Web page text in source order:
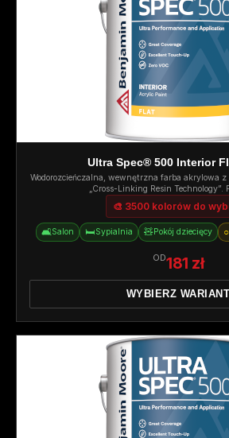
Ultra Spec® 500 Interior
Wodorozcieńczalna, wewnętrzna farba akrylowa
„Cross-Linking Resin Technology”.
🎨 3500 kolorów do
🛋️Salon 🛏️Sypialnia 🧸Pokój dziecięcy ○
OD181 zł
WYBIERZ WARIANT